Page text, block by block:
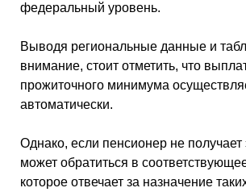
федеральный уровень.
Выводя региональные данные и
внимание, стоит отметить, что
прожиточного минимума
автоматически.
Однако, если пенсионер не получает
может обратиться в
которое отвечает за назначение